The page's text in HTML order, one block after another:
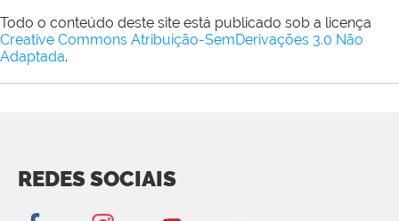
Todo o conteúdo deste site está publicado sob a licença
Creative Commons Atribuição-SemDerivações 3.0 Não
Adaptada.
REDES SOCIAIS